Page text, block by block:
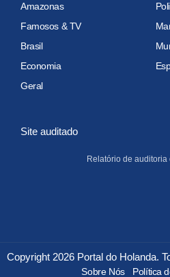
Amazonas
Famosos & TV
Brasil
Economia
Geral
Site auditado
Relatório de
Copyright 2026 Portal do Holanda.
Sobre Nós Política